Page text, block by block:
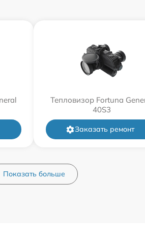
Тепловизор Fortuna
40S3
Заказать ремонт
Показать больше